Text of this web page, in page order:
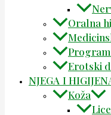
Oralna
Program
Erotski
NJEGA I
Koža
Lice